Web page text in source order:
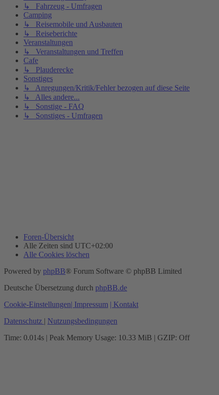
↳ Fahrzeug - Umfragen
Camping
↳ Reisemobile und Ausbauten
↳ Reiseberichte
Veranstaltungen
↳ Veranstaltungen und Treffen
Cafe
↳ Plauderecke
Sonstiges
↳ Anregungen/Kritik/Fehler bezogen auf diese Seite
↳ Alles andere...
↳ Sonstige - FAQ
↳ Sonstiges - Umfragen
Foren-Übersicht
Alle Zeiten sind UTC+02:00
Alle Cookies löschen
Powered by phpBB® Forum Software © phpBB Limited
Deutsche Übersetzung durch phpBB.de
Cookie-Einstellungen| Impressum | Kontakt
Datenschutz | Nutzungsbedingungen
Time: 0.014s | Peak Memory Usage: 10.33 MiB | GZIP: Off